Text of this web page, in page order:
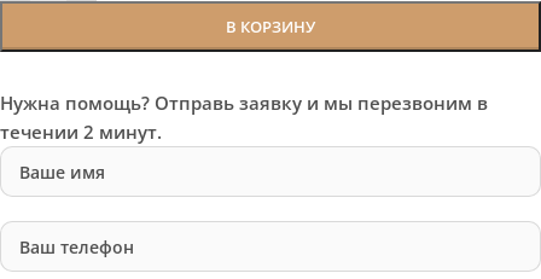
В КОРЗИНУ
Нужна помощь? Отправь заявку и мы перезвоним в
течении 2 минут.